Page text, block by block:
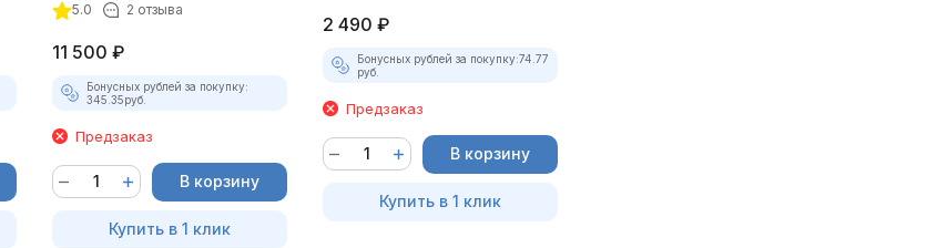
5.0 2 отзыва
11 500 ₽
Бонусных рублей за покупку:
345.35руб.
Предзаказ
В корзину
Купить в 1 клик
2 490 ₽
Бонусных рублей за покупку:74.77
руб.
Предзаказ
В корзину
Купить в 1 клик